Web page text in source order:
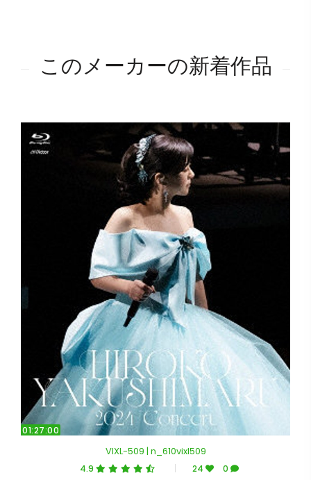
このメーカーの新着作品
01:27:00
VIXL-509 | n_610vixl509
4.9 24 0